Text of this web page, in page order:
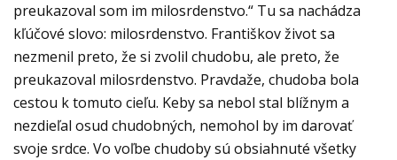
preukazoval som im milosrdenstvo.“ Tu sa nachádza
kľúčové slovo: milosrdenstvo. Františkov život sa
nezmenil preto, že si zvolil chudobu, ale preto, že
preukazoval milosrdenstvo. Pravdaže, chudoba bola
cestou k tomuto cieľu. Keby sa nebol stal blížnym a
nezdieľal osud chudobných, nemohol by im darovať
svoje srdce. Vo voľbe chudoby sú obsiahnuté všetky